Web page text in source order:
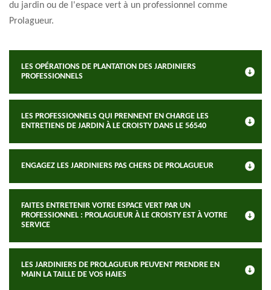
du jardin ou de l'espace vert à un professionnel comme
Prolagueur.
LES OPÉRATIONS DE PLANTATION DES JARDINIERS
PROFESSIONNELS
LES PROFESSIONNELS QUI PRENNENT EN CHARGE LES
ENTRETIENS DE JARDIN À LE CROISTY DANS LE 56540
ENGAGEZ LES JARDINIERS PAS CHERS DE PROLAGUEUR
FAITES ENTRETENIR VOTRE ESPACE VERT PAR UN
PROFESSIONNEL : PROLAGUEUR À LE CROISTY EST À VOTRE
SERVICE
LES JARDINIERS DE PROLAGUEUR PEUVENT PRENDRE EN
MAIN LA TAILLE DE VOS HAIES